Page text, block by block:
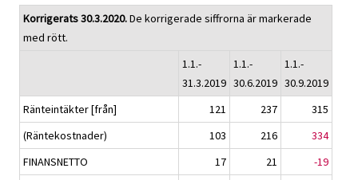
Korrigerats 30.3.2020.De korrigerade siffrorna är markerade
med rött.
1.1.-
31.3.2019
1.1.-
30.6.2019
1.1.-
30.9.2019
Ränteintäkter [från]
121 237
315
(Räntekostnader)
103 216
334
FINANSNETTO
17 21
-19